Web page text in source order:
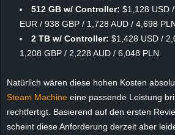
512 GB w/ Controller: $1,128 USD
EUR / 938 GBP / 1,728 AUD / 4,698
2 TB w/ Controller: $1,428 USD /
1,208 GBP / 2,228 AUD / 6,048 PLN
Natürlich wären diese hohen Kosten
Steam Machine eine passende Leistung
rechtfertigt. Basierend auf den ersten
scheint diese Anforderung derzeit aber